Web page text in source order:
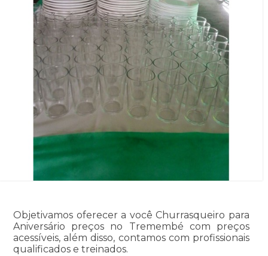
Objetivamos oferecer a você Churrasqueiro para
Aniversário preços no Tremembé com preços
acessíveis, além disso, contamos com profissionais
qualificados e treinados.